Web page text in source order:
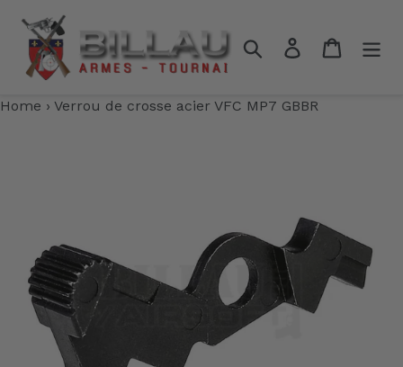
contenu
RechercherSe connecter
Panier
Home › Verrou de crosse acier VFC MP7 GBBR